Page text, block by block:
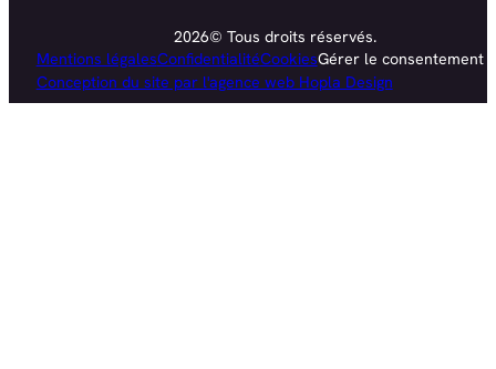
2026© Tous droits réservés.
Mentions légalesConfidentialitéCookiesGérer le consentement
Conception du site par l'agence web Hopla Design